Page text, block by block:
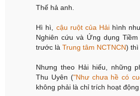
Thế hả anh.
Hì hì, cậu ruột của Hảihình
Nghiên cứu và Ứng dụng
trước làTrung tâm NCTNCN) thì
Nhưng theo Hải hiểu, những
Thu Uyên ("Như chưa hề có
không phải là chỉ trích hoạt động